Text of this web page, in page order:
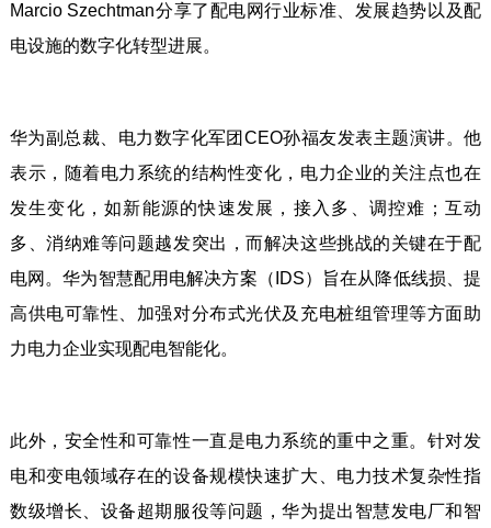
Marcio Szechtman分享了配电网行业标准、发展趋势以及配
电设施的数字化转型进展。
华为副总裁、电力数字化军团CEO孙福友发表主题演讲。他
表示，随着电力系统的结构性变化，电力企业的关注点也在
发生变化，如新能源的快速发展，接入多、调控难；互动
多、消纳难等问题越发突出，而解决这些挑战的关键在于配
电网。华为智慧配用电解决方案（IDS）旨在从降低线损、提
高供电可靠性、加强对分布式光伏及充电桩组管理等方面助
力电力企业实现配电智能化。
此外，安全性和可靠性一直是电力系统的重中之重。针对发
电和变电领域存在的设备规模快速扩大、电力技术复杂性指
数级增长、设备超期服役等问题，华为提出智慧发电厂和智